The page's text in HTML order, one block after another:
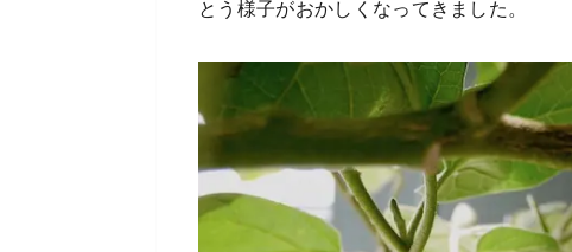
とう様子がおかしくなってきました。